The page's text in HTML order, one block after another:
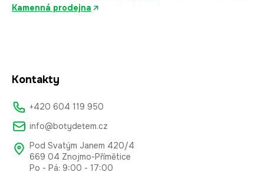
Kamenná prodejna
Kontakty
+420 604 119 950
info@botydetem.cz
Pod Svatým Janem 420/4
669 04 Znojmo-Přímětice
Po - Pá: 9:00 - 17:00